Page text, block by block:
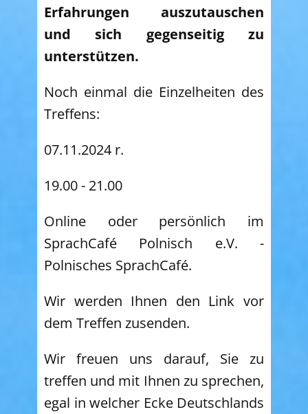
Erfahrungen auszutauschen
und sich gegenseitig zu
unterstützen.
Noch einmal die Einzelheiten des
Treffens:
07.11.2024 r.
19.00 - 21.00
Online oder persönlich im
SprachCafé Polnisch e.V. -
Polnisches SprachCafé.
Wir werden Ihnen den Link vor
dem Treffen zusenden.
Wir freuen uns darauf, Sie zu
treffen und mit Ihnen zu sprechen,
egal in welcher Ecke Deutschlands